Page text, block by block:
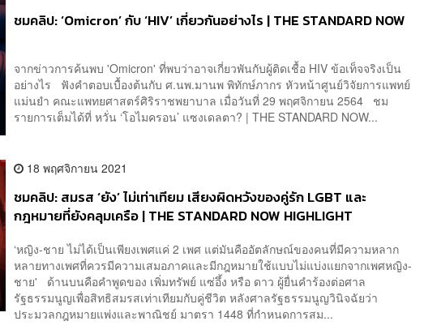
ชมคลิป: ‘Omicron’ กับ ‘HIV’ เกี่ยวกันอย่างไร | THE STANDARD NOW
จากข่าวการค้นพบ 'Omicron' ที่พบว่าอาจเกี่ยวพันกับผู้ติดเชื้อ HIV ข้อเท็จจริงเป็น
อย่างไร ฟังคำตอบเบื้องต้นกับ ศ.นพ.มานพ พิทักษ์ภากร หัวหน้าศูนย์วิจัยการแพทย์
แม่นยำ คณะแพทยศาสตร์ศิริราชพยาบาล เมื่อวันที่ 29 พฤศจิกายน 2564 ชม
รายการเต็มได้ที่ หวั่น ‘โอไมครอน’ แซงเดลตา? | THE STANDARD NOW...
18 พฤศจิกายน 2021
ชมคลิป: สมรส ‘ยัง’ ไม่เท่าเทียม เสียงผิดหวังของคู่รัก LGBT และ
กฎหมายที่ยังคลุมเครือ | THE STANDARD NOW HIGHLIGHT
‘หญิง-ชาย ไม่ได้เป็นเพียงเพศแค่ 2 เพศ แต่มันคืออัตลักษณ์ของคนที่มีความหลาก
หลายทางเพศที่ควรมีความเสมอภาคและมีกฎหมายใช้แบบไม่แบ่งแยกจากเพศหญิง-
ชาย' ด้านบนคือคำพูดของ เพิ่มทรัพย์ แซ่อึ้ง หรือ ดาว ผู้ยื่นคำร้องต่อศาล
รัฐธรรมนูญเพื่อสิทธิสมรสเท่าเทียมกับคู่ชีวิต หลังศาลรัฐธรรมนูญวินิจฉัยว่า
ประมวลกฎหมายแพ่งและพาณิชย์ มาตรา 1448 ที่กำหนดการสม...